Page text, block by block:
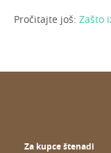
Pročitajte još: Zašto
Za kupce štenadi